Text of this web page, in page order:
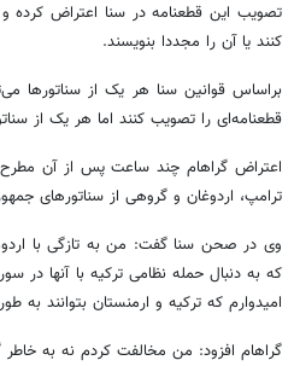
تصویب این قطعنامه در سنا اعتراض کرده و
کنند یا آن را مجددا بنویسند.
براساس قوانین سنا هر یک از سناتورها
قطعنامه‌ای را تصویب کنند اما هر یک از
اعتراض گراهام چند ساعت پس از آن
ترامپ، اردوغان و گروهی از سناتورهای
وی در صحن سنا گفت: من به تازگی با
که به دنبال حمله نظامی ترکیه با آنها
امیدوارم که ترکیه و ارمنستان بتوانند
گراهام افزود: من مخالفت کردم نه به خاطر